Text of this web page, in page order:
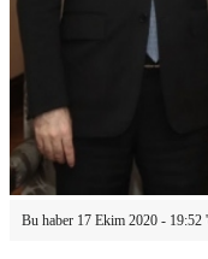
Bu haber 17 Ekim 2020 - 19:52